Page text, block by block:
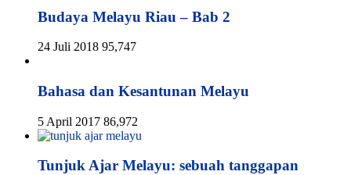
Budaya Melayu Riau – Bab 2
24 Juli 2018 95,747
Bahasa dan Kesantunan Melayu
5 April 2017 86,972
Tunjuk Ajar Melayu: sebuah tanggapan